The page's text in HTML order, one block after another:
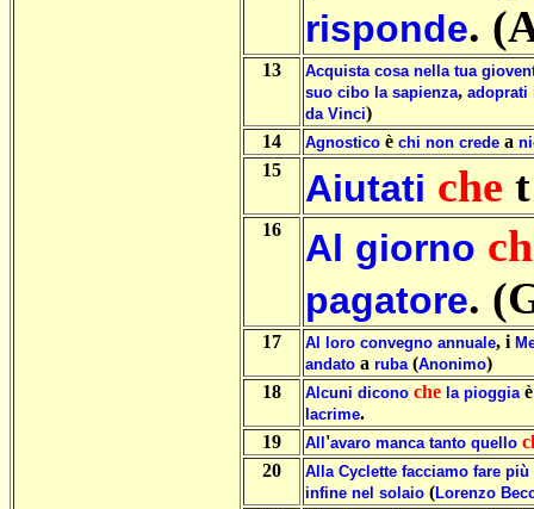
risponde.
13 Acquista cosa nella tua
suo cibo la sapienza, adoprati
da Vinci)
14
Agnostico è chi non crede a
15 Aiutati che
16 Al giorno
pagatore.
17 Al loro convegno annuale, i
andato a ruba (Anonimo)
18
Alcuni dicono che la pioggia
lacrime.
19
All 'avaro manca tanto quello
20
Alla Cyclette facciamo fare più
infine nel solaio (Lorenzo